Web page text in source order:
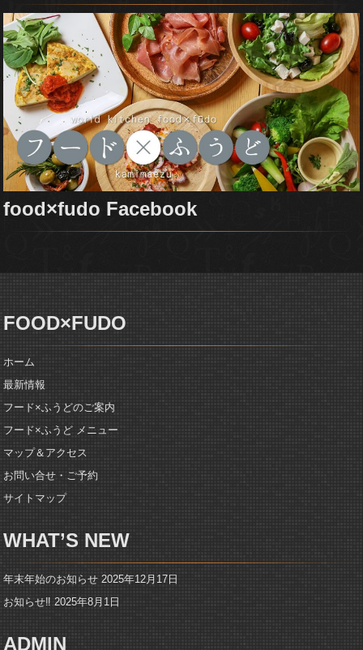
food×fudo Facebook
FOOD×FUDO
ホーム
最新情報
フード×ふうどのご案内
フード×ふうど メニュー
マップ＆アクセス
お問い合せ・ご予約
サイトマップ
WHAT’S NEW
年末年始のお知らせ 2025年12月17日
お知らせ‼️ 2025年8月1日
ADMIN